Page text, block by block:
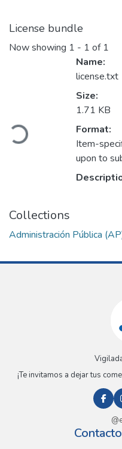
License bundle
Now showing 1 - 1 of 1
Loading...
Name:
license.txt
Size:
1.71 KB
Format:
Item-
upon to
Collections
Administración Pública
¡Te invitamos a dejar tus